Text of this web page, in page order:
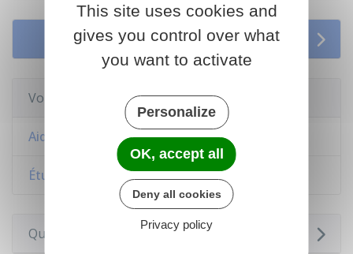
Services en ligne et formulaires
Voir aussi
Aides personnelles au logement
Étudier à l'étranger
Questions ? Réponses !
This site uses cookies and
gives you control over what
you want to activate
Personalize
OK, accept all
Deny all cookies
Privacy policy